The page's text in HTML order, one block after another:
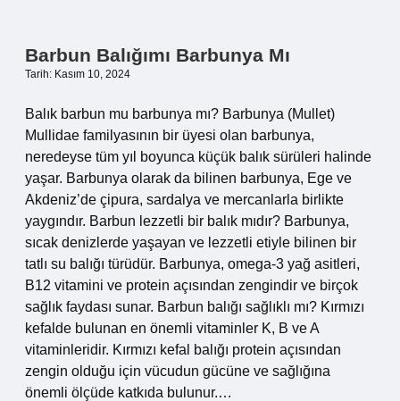
Barbun Balığımı Barbunya Mı
Tarih: Kasım 10, 2024
Balık barbun mu barbunya mı? Barbunya (Mullet)
Mullidae familyasının bir üyesi olan barbunya,
neredeyse tüm yıl boyunca küçük balık sürüleri halinde
yaşar. Barbunya olarak da bilinen barbunya, Ege ve
Akdeniz’de çipura, sardalya ve mercanlarla birlikte
yaygındır. Barbun lezzetli bir balık mıdır? Barbunya,
sıcak denizlerde yaşayan ve lezzetli etiyle bilinen bir
tatlı su balığı türüdür. Barbunya, omega-3 yağ asitleri,
B12 vitamini ve protein açısından zengindir ve birçok
sağlık faydası sunar. Barbun balığı sağlıklı mı? Kırmızı
kefalde bulunan en önemli vitaminler K, B ve A
vitaminleridir. Kırmızı kefal balığı protein açısından
zengin olduğu için vücudun gücüne ve sağlığına
önemli ölçüde katkıda bulunur.…